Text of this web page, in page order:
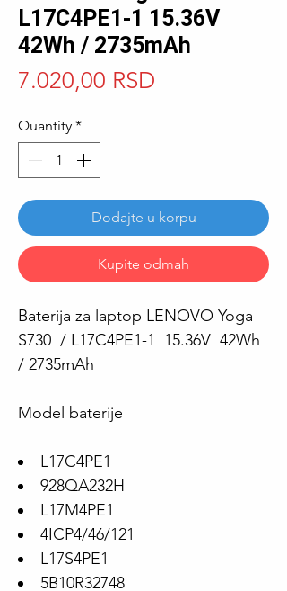
L17C4PE1-1 15.36V
42Wh / 2735mAh
7.020,00 RSD
Quantity *
Dodajte u korpu
Kupite odmah
Baterija za laptop LENOVO Yoga
S730 / L17C4PE1-1 15.36V 42Wh
/ 2735mAh
Model baterije
L17C4PE1
928QA232H
L17M4PE1
4ICP4/46/121
L17S4PE1
5B10R32748